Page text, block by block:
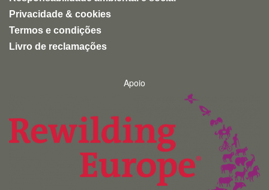
Privacidade & cookies
Termos e condições
Livro de reclamações
Apoio